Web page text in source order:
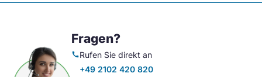
Fragen?
callRufen Sie direkt an
+49 2102 420 820